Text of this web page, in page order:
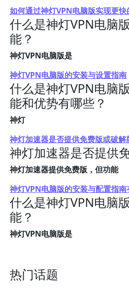
如何通过神灯VPN电脑版实现更快
什么是神灯VPN电脑
能？
神灯VPN电脑版是
神灯VPN电脑版的安装与设置指南
什么是神灯VPN电脑
能和优势有哪些？
神灯
神灯加速器是否提供免费版或破解
神灯加速器是否提供
神灯加速器提供免费版，但功能
神灯VPN电脑版的安装与配置指南
什么是神灯VPN电脑
能？
神灯VPN电脑版是
热门话题